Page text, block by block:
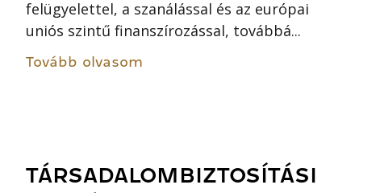
felügyelettel, a szanálással és az európai
uniós szintű finanszírozással, továbbá...
Tovább olvasom
TÁRSADALOMBIZTOSÍTÁSI